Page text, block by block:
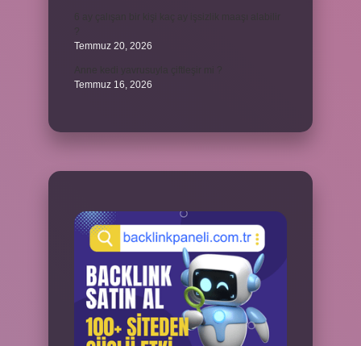
Temmuz 20, 2026
Temmuz 16, 2026